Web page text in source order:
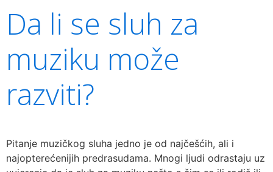
Da li se sluh za
muziku može
razviti?
Pitanje muzičkog sluha jedno je od najčešćih, ali i
najopterećenijih predrasudama. Mnogi ljudi odrastaju uz